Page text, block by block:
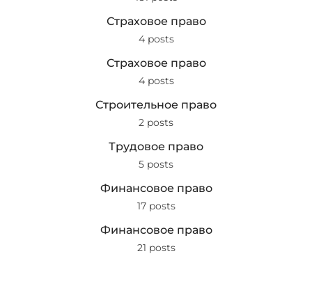
Страховое право
4 posts
Страховое право
4 posts
Строительное право
2 posts
Трудовое право
5 posts
Финансовое право
17 posts
Финансовое право
21 posts